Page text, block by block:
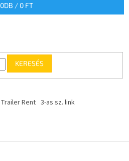
0DB / 0 FT
KERESÉS
Trailer Rent 3-as sz. link